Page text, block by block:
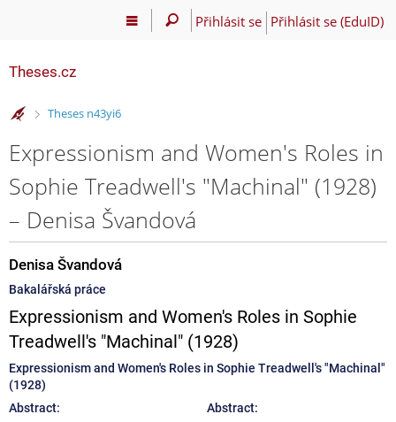
Přihlásit se Přihlásit se (EduID)
Theses.cz
>
Theses n43yi6
Expressionism and Women's Roles in
Sophie Treadwell's "Machinal" (1928)
– Denisa Švandová
Denisa Švandová
Bakalářská práce
Expressionism and Women's Roles in Sophie
Treadwell's "Machinal" (1928)
Expressionism and Women's Roles in Sophie Treadwell's "Machinal"
(1928)
Abstract:
Abstract: